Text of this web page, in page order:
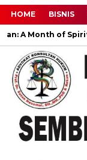
HOME BISNIS
A Month of